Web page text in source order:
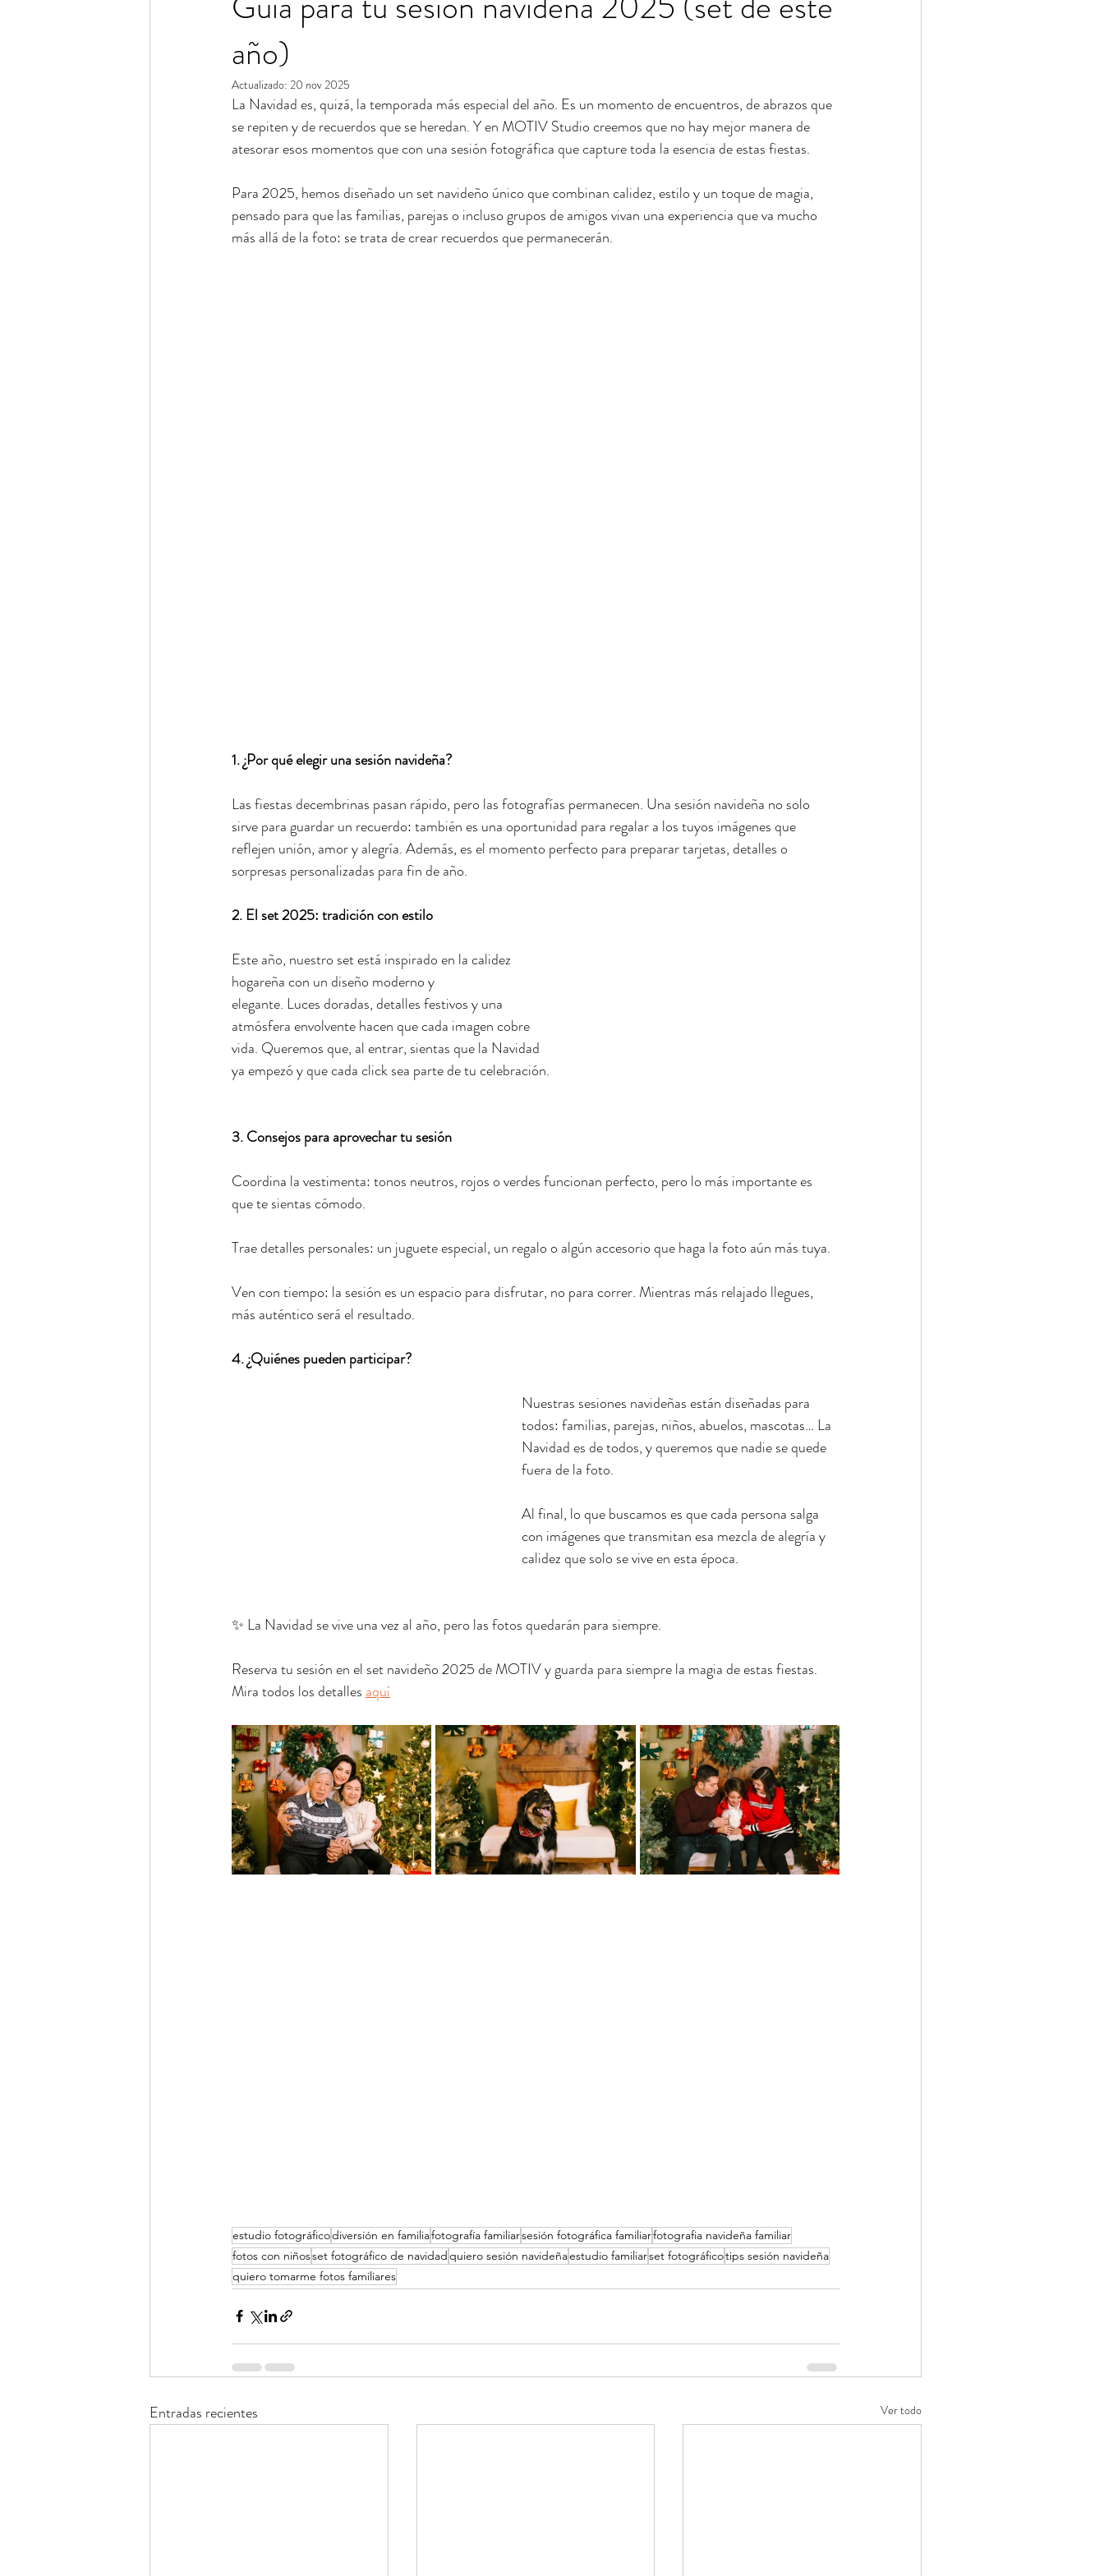
año)
Actualizado: 20 nov 2025
La Navidad es, quizá, la temporada más especial del año. Es un momento de encuentros, de abrazos que
se repiten y de recuerdos que se heredan. Y en MOTIV Studio creemos que no hay mejor manera de
atesorar esos momentos que con una sesión fotográfica que capture toda la esencia de estas fiestas.
Para 2025, hemos diseñado un set navideño único que combinan calidez, estilo y un toque de magia,
pensado para que las familias, parejas o incluso grupos de amigos vivan una experiencia que va mucho
más allá de la foto: se trata de crear recuerdos que permanecerán.
1. ¿Por qué elegir una sesión navideña?
Las fiestas decembrinas pasan rápido, pero las fotografías permanecen. Una sesión navideña no solo
sirve para guardar un recuerdo: también es una oportunidad para regalar a los tuyos imágenes que
reflejen unión, amor y alegría. Además, es el momento perfecto para preparar tarjetas, detalles o
sorpresas personalizadas para fin de año.
2. El set 2025: tradición con estilo
Este año, nuestro set está inspirado en la calidez
hogareña con un diseño moderno y
elegante. Luces doradas, detalles festivos y una
atmósfera envolvente hacen que cada imagen cobre
vida. Queremos que, al entrar, sientas que la Navidad
ya empezó y que cada click sea parte de tu celebración.
3. Consejos para aprovechar tu sesión
Coordina la vestimenta: tonos neutros, rojos o verdes funcionan perfecto, pero lo más importante es
que te sientas cómodo.
Trae detalles personales: un juguete especial, un regalo o algún accesorio que haga la foto aún más tuya.
Ven con tiempo: la sesión es un espacio para disfrutar, no para correr. Mientras más relajado llegues,
más auténtico será el resultado.
4. ¿Quiénes pueden participar?
Nuestras sesiones navideñas están diseñadas para
todos: familias, parejas, niños, abuelos, mascotas… La
Navidad es de todos, y queremos que nadie se quede
fuera de la foto.
Al final, lo que buscamos es que cada persona salga
con imágenes que transmitan esa mezcla de alegría y
calidez que solo se vive en esta época.
✨ La Navidad se vive una vez al año, pero las fotos quedarán para siempre.
Reserva tu sesión en el set navideño 2025 de MOTIV y guarda para siempre la magia de estas fiestas.
Mira todos los detalles aquí
estudio fotográficodiversión en familiafotografía familiarsesión fotográfica familiarfotografia navideña familiar
fotos con niñosset fotográfico de navidadquiero sesión navideñaestudio familiarset fotográficotips sesión navideña
quiero tomarme fotos familiares
Entradas recientes Ver todo